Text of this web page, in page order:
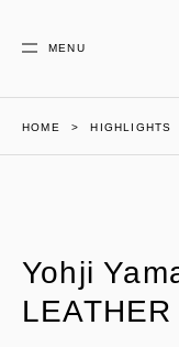
MENU
HOME HIGHLIGHTS
Yohji